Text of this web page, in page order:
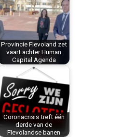
A
Provincie Flevoland zet
vaart achter Human
Capital Agenda
Coronacrisis treft één
derde van de
Flevolandse banen